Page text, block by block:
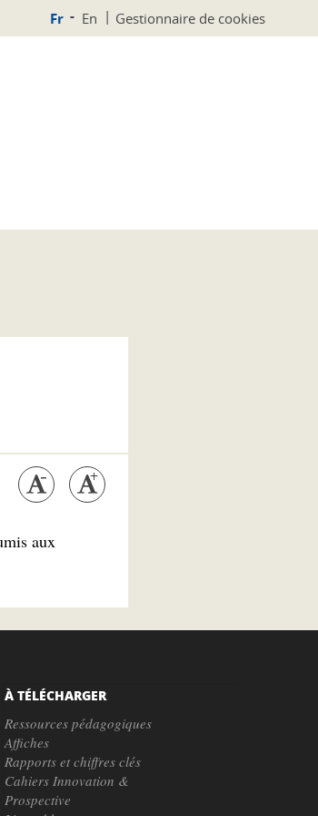
Fr En Gestionnaire de cookies
aux
À TÉLÉCHARGER
Ressources pédagogiques
Affiches
Rapports et chiffres clés
Cahiers Innovation &
Prospective